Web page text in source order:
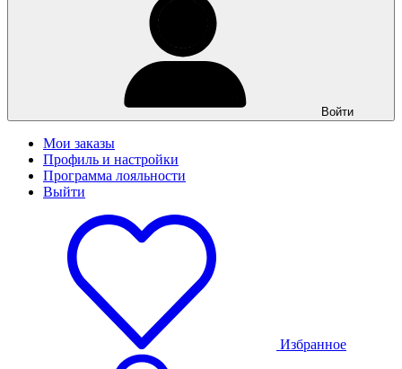
Войти
Мои заказы
Профиль и настройки
Программа лояльности
Выйти
Избранное